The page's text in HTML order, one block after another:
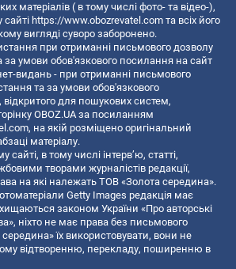
матеріалів ( в тому числі фото- та відео-),
https://www.obozrevatel.com та всіх його
вигляді суворо заборонено.
при отриманні письмового дозволу
за умови обов'язкового посилання на сайт
видань - при отриманні письмового
та за умови обов'язкового
для пошукових систем,
OBOZ.UA за посиланням
, на якій розміщено оригінальний
матеріалу.
сайті, в тому числі інтерв’ю, статті,
творами журналістів редакції,
на які належать ТОВ «Золота середина».
Getty Images редакція має
законом України «Про авторські
ніхто не має права без письмового
їх використовувати, вони не
відтворенню, перекладу, поширенню в